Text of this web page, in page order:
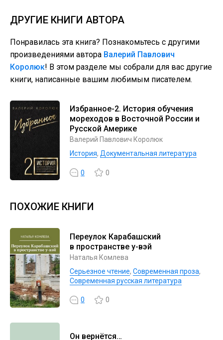
ДРУГИЕ КНИГИ АВТОРА
Понравилась эта книга? Познакомьтесь с другими
произведениями автора Валерий Павлович
Королюк! В этом разделе мы собрали для вас другие
книги, написанные вашим любимым писателем.
Избранное-2. История обучения
мореходов в Восточной России и
Русской Америке
Валерий Павлович Королюк
История, Документальная литература
0 0
ПОХОЖИЕ КНИГИ
Переулок Карабашский
в пространстве у-вэй
Наталья Комлева
Серьезное чтение, Современная проза,
Современная русская литература
0 0
Он вернётся…